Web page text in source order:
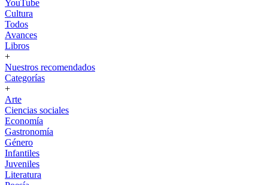
YouTube
Cultura
Todos
Avances
Libros
+
Nuestros recomendados
Categorías
+
Arte
Ciencias sociales
Economía
Gastronomía
Género
Infantiles
Juveniles
Literatura